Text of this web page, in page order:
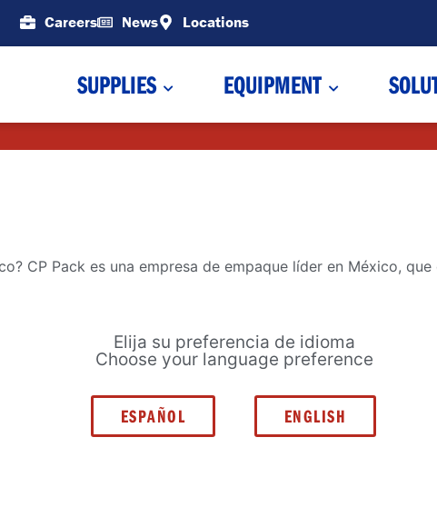
Careers News Locations
SUPPLIES EQUIPMENT
CP Pack es una empresa de empaque líder en México,
Elija su preferencia de idioma
Choose your language preference
ESPAÑOL ENGLISH